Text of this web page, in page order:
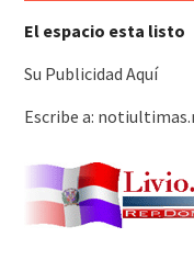
El espacio esta listo
Su Publicidad Aquí
Escribe a: